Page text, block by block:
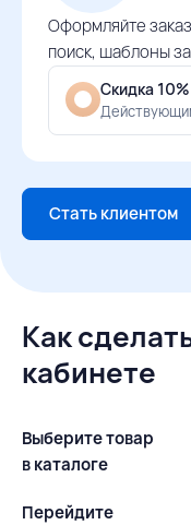
Оформляйте
поиск, шаблоны
Скидка
Стать клиентом
Как
кабинете
Выберите товар
в каталоге
Перейдите